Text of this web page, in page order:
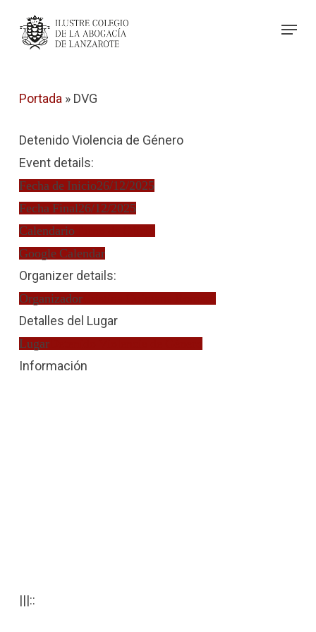
Menu
Portada » DVG
Detenido Violencia de Género
Event details:
Fecha de Inicio26/12/2025
Fecha Final26/12/2025
Calendario
Google Calendar
Organizer details:
OrganizadorCristina Quintana Romero
Detalles del Lugar
LugarDetenido Violencia de Género
Información
|||::